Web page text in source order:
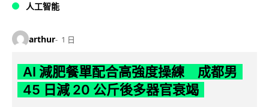
人工智能
arthur 1 日
AI 減肥餐單配合高強度操練 成都男
45 日減 20 公斤後多器官衰竭